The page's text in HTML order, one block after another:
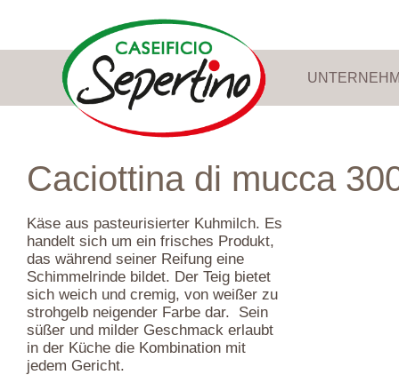
Caciottina di mucca
Käse aus pasteurisierter Kuhmilch. Es
handelt sich um ein frisches Produkt,
das während seiner Reifung eine
Schimmelrinde bildet. Der Teig bietet
sich weich und cremig, von weißer zu
strohgelb neigender Farbe dar. Sein
süßer und milder Geschmack erlaubt
in der Küche die Kombination mit
jedem Gericht.